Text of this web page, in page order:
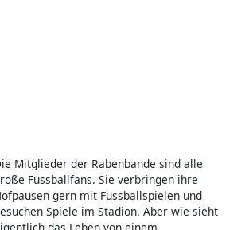
sie mit Elias Lorenz vom HFC gesprochen.